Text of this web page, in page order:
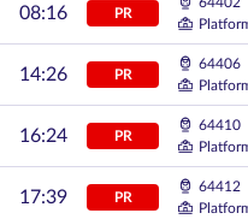
08:16 PR
14:26 PR
64406
16:24 PR
64410
17:39 PR
64412